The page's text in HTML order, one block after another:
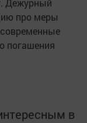
Дежурный
про меры
погашения
в